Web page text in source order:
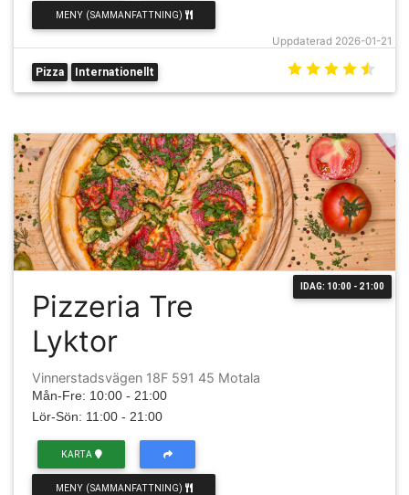
Uppdaterad 2026-01-21
MENY (SAMMANFATTNING)
Pizza Internationellt
IDAG: 10:00 - 21:00
Pizzeria Tre
Lyktor
Vinnerstadsvägen 18F 591 45 Motala
Mån-Fre: 10:00 - 21:00
Lör-Sön: 11:00 - 21:00
KARTA
MENY (SAMMANFATTNING)